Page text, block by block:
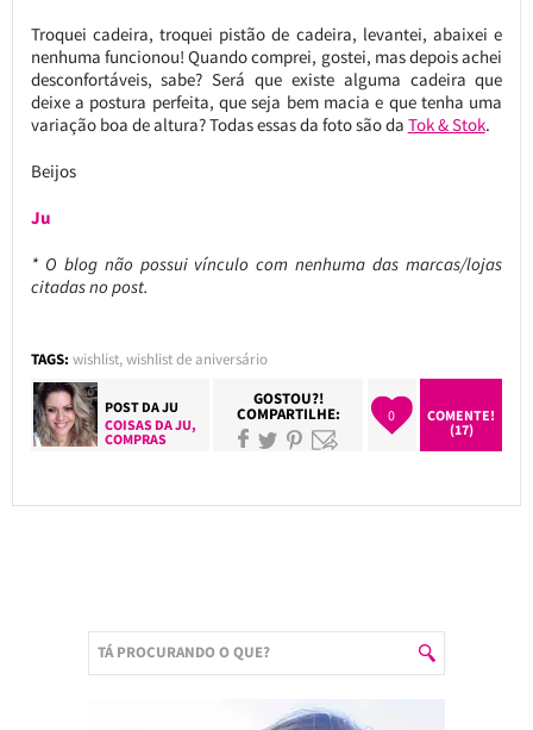
Troquei cadeira, troquei pistão de cadeira, levantei, abaixei e
nenhuma funcionou! Quando comprei, gostei, mas depois achei
desconfortáveis, sabe? Será que existe alguma cadeira que
deixe a postura perfeita, que seja bem macia e que tenha uma
variação boa de altura? Todas essas da foto são da Tok & Stok.
Beijos
Ju
* O blog não possui vínculo com nenhuma das marcas/lojas
citadas no post.
TAGS: wishlist,wishlist de aniversário
POST DAJU
COISAS DA JU,
COMPRAS
GOSTOU?!
COMPARTILHE: 0
COMENTE!
(17)